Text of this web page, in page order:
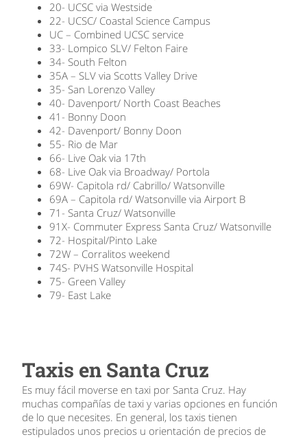
20- UCSC via Westside
22- UCSC/ Coastal Science Campus
UC – Combined UCSC service
33- Lompico SLV/ Felton Faire
34- South Felton
35A – SLV via Scotts Valley Drive
35- San Lorenzo Valley
40- Davenport/ North Coast Beaches
41- Bonny Doon
42- Davenport/ Bonny Doon
55- Rio de Mar
66- Live Oak via 17th
68- Live Oak via Broadway/ Portola
69W- Capitola rd/ Cabrillo/ Watsonville
69A – Capitola rd/ Watsonville via Airport B
71- Santa Cruz/ Watsonville
91X- Commuter Express Santa Cruz/ Watsonville
72- Hospital/Pinto Lake
72W – Corralitos weekend
74S- PVHS Watsonville Hospital
75- Green Valley
79- East Lake
Taxis en Santa Cruz
Es muy fácil moverse en taxi por Santa Cruz. Hay
muchas compañías de taxi y varias opciones en función
de lo que necesites. En general, los taxis tienen
estipulados unos precios u orientación de precios de